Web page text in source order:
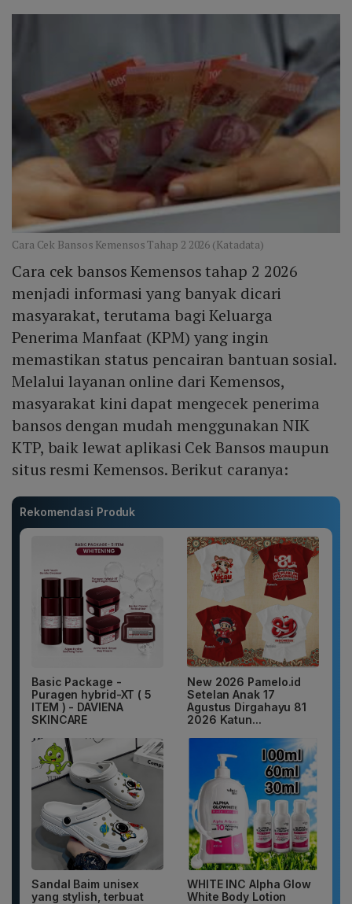
Cara Cek Bansos Kemensos Tahap 2 2026 (Katadata)
Cara cek bansos Kemensos tahap 2 2026
menjadi informasi yang banyak dicari
masyarakat, terutama bagi Keluarga
Penerima Manfaat (KPM) yang ingin
memastikan status pencairan bantuan sosial.
Melalui layanan online dari Kemensos,
masyarakat kini dapat mengecek penerima
bansos dengan mudah menggunakan NIK
KTP, baik lewat aplikasi Cek Bansos maupun
situs resmi Kemensos. Berikut caranya:
Rekomendasi Produk
Basic Package -
Puragen hybrid-XT ( 5
ITEM ) - DAVIENA
SKINCARE
New 2026 Pamelo.id
Setelan Anak 17
Agustus Dirgahayu 81
2026 Katun...
Sandal Baim unisex
yang stylish, terbuat
WHITE INC Alpha Glow
White Body Lotion